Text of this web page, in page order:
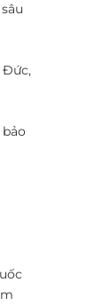
Đức,